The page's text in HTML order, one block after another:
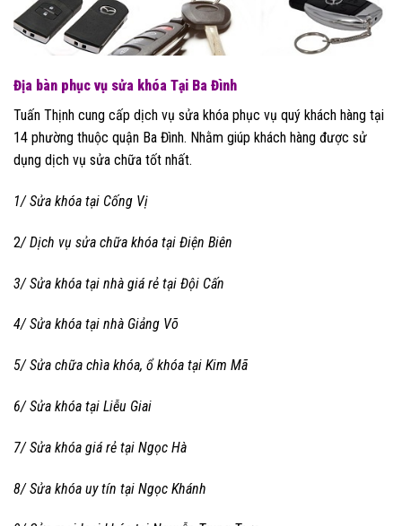
Địa bàn phục vụ sửa khóa Tại Ba Đình
Tuấn Thịnh cung cấp dịch vụ sửa khóa phục vụ quý khách hàng tại
14 phường thuộc quận Ba Đình. Nhằm giúp khách hàng được sử
dụng dịch vụ sửa chữa tốt nhất.
1/ Sửa khóa tại Cống Vị
2/ Dịch vụ sửa chữa khóa tại Điện Biên
3/ Sửa khóa tại nhà giá rẻ tại Đội Cấn
4/ Sửa khóa tại nhà Giảng Võ
5/ Sửa chữa chìa khóa, ổ khóa tại Kim Mã
6/ Sửa khóa tại Liễu Giai
7/ Sửa khóa giá rẻ tại Ngọc Hà
8/ Sửa khóa uy tín tại Ngọc Khánh